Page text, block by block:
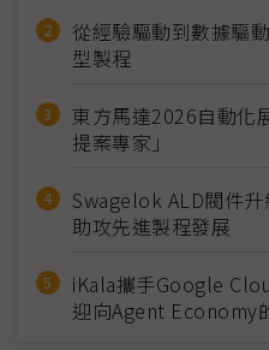
從經驗驅動到數據驅
型製程
東方馬達2026自動化
提案專家」
Swagelok ALD閥件升
助攻先進製程發展
iKala攜手Google
迎向Agent Economy